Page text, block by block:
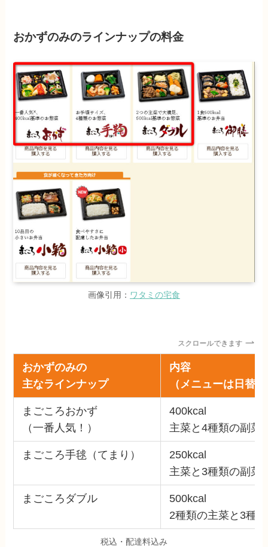
おかずのみのラインナップの料金
画像引用： ワタミの宅食
スクロールできます
おかずのみの
主なラインナップ
内容
（メニューは日替
まごころおかず
（一番人気！）
400kcal
主菜と4種類の副菜
まごころ手毬（てまり）
250kcal
主菜と3種類の副菜
まごころダブル
500kcal
2種類の主菜と3種
税込・配達料込み